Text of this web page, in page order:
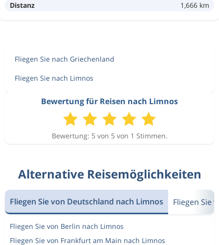
Distanz 1,666 km
Fliegen Sie nach Griechenland
Fliegen Sie nach Limnos
Bewertung für Reisen nach Limnos
Bewertung: 5 von 5 von 1 Stimmen.
Alternative Reisemöglichkeiten
Fliegen Sie von Deutschland nach Limnos Fliegen Sie
Fliegen Sie von Berlin nach Limnos
Fliegen Sie von Frankfurt am Main nach Limnos